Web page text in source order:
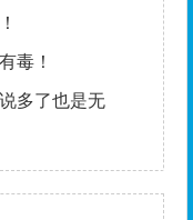
毒！
多了也是无